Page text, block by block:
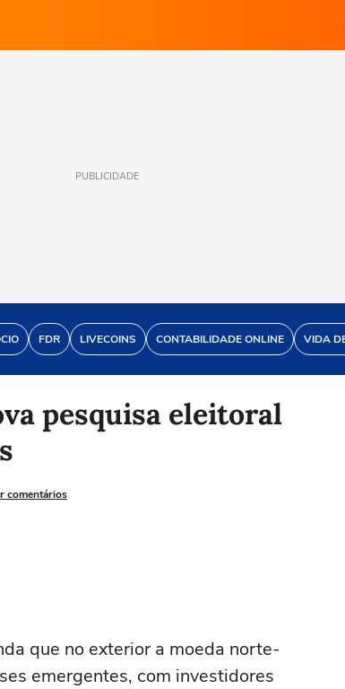
PUBLICIDADE
FDR LIVECOINS CONTABILIDADE ONLINE VIDA
pesquisa eleitoral
comentários
que no exterior a moeda norte-
emergentes, com investidores